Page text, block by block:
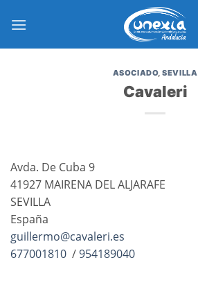
ASOCIADO,SEVILLA
Cavaleri
Avda. De Cuba 9
41927 MAIRENA DEL ALJARAFE
SEVILLA
España
guillermo@cavaleri.es
677001810 /954189040